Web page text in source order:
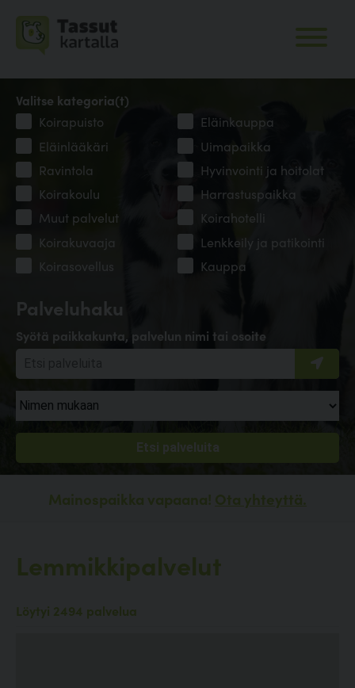
Palveluhaku
Syötä paikkakunta, palvelun nimi tai osoite
Valitse kategoria(t)
Koirapuisto
Eläinkauppa
Eläinlääkäri
Uimapaikka
Ravintola
Hyvinvointi ja hoitolat
Koirakoulu
Harrastuspaikka
Muut palvelut
Koirahotelli
Koirakuvaaja
Lenkkeily ja patikointi
Koirasovellus
Kauppa
Mainospaikka vapaana! Ota yhteyttä.
Lemmikkipalvelut
Löytyi 2494 palvelua